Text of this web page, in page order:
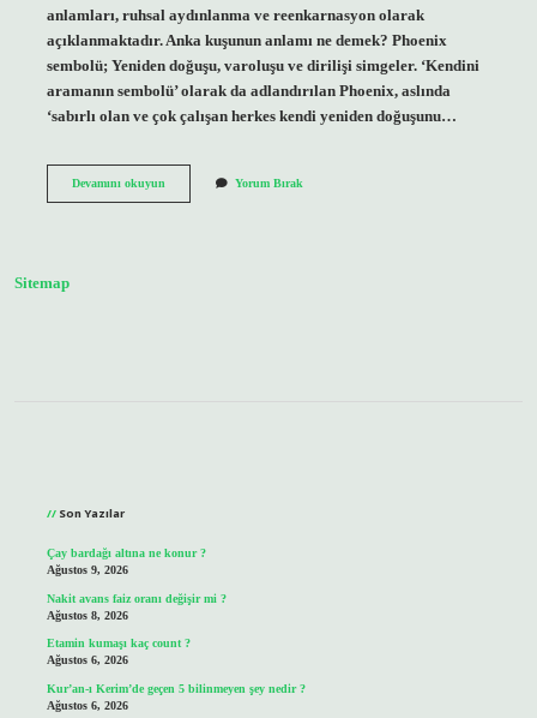
anlamları, ruhsal aydınlanma ve reenkarnasyon olarak
açıklanmaktadır. Anka kuşunun anlamı ne demek? Phoenix
sembolü; Yeniden doğuşu, varoluşu ve dirilişi simgeler. ‘Kendini
aramanın sembolü’ olarak da adlandırılan Phoenix, aslında
‘sabırlı olan ve çok çalışan herkes kendi yeniden doğuşunu…
Devamını okuyunAnka
Yorum Bırak
Sitemap
Son Yazılar
Çay bardağı altına ne konur ?
Ağustos 9, 2026
Nakit avans faiz oranı değişir mi ?
Ağustos 8, 2026
Etamin kumaşı kaç count ?
Ağustos 6, 2026
Kur’an-ı Kerim’de geçen 5 bilinmeyen şey nedir ?
Ağustos 6, 2026